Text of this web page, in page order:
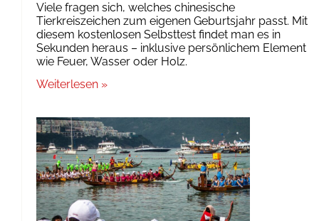
Viele fragen sich, welches chinesische
Tierkreiszeichen zum eigenen Geburtsjahr passt. Mit
diesem kostenlosen Selbsttest findet man es in
Sekunden heraus – inklusive persönlichem Element
wie Feuer, Wasser oder Holz.
Weiterlesen »